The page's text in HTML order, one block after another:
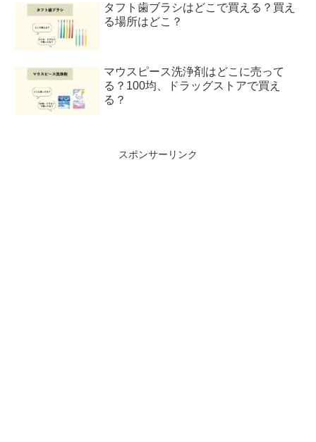
タフト歯ブラシはどこで買える？買え
る場所はどこ？
マウスピース洗浄剤はどこに売って
る？100均、ドラッグストアで買え
る？
スポンサーリンク